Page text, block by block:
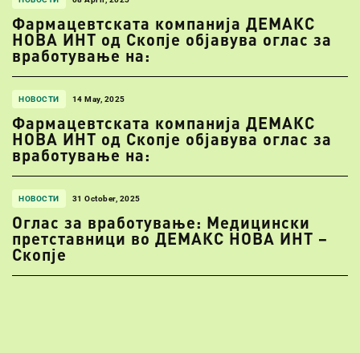
Фармацевтската компанија ДЕМАКС
НОВА ИНТ од Скопје објавува оглас за
вработување на:
НОВОСТИ 14 May, 2025
Фармацевтската компанија ДЕМАКС
НОВА ИНТ од Скопје објавува оглас за
вработување на:
НОВОСТИ 31 October, 2025
Оглас за вработување: Медицински
претставници во ДЕМАКС НОВА ИНТ –
Скопје